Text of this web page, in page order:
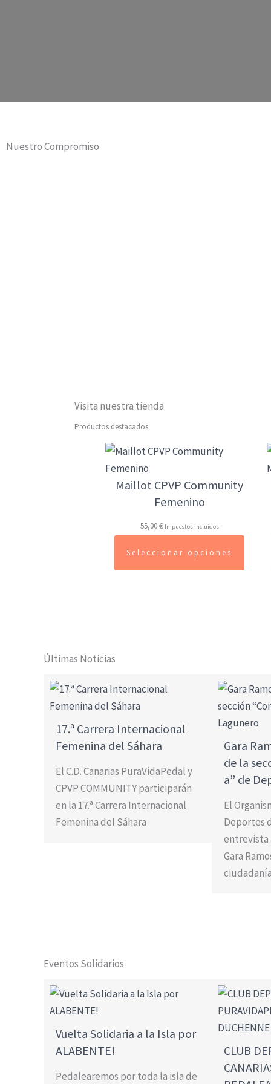
Nuestro Compromiso
Visita nuestra tienda
Productos destacados
Maillot CPVP Community
Femenino
55,00€ Impuestos incluidos
Seleccionar opciones
Últimas Noticias
17.ª Carrera Internacional
Femenina del Sáhara
El C.D. Canarias PuraVidaPedal y
CPVP COMMUNITY participarán
en la 17.ª Carrera Internacional
Femenina del Sáhara
Gara
de la
a” de
El
Deportes
entrevista
Gara
Eventos Solidarios
Vuelta Solidaria a la Isla por
ALABENTE!
Pedalearemos por toda la isla de
CLUB